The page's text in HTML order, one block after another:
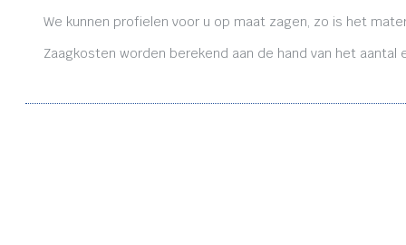
We kunnen profielen voor u op maat zagen, zo is het
Zaagkosten worden berekend aan de hand van het